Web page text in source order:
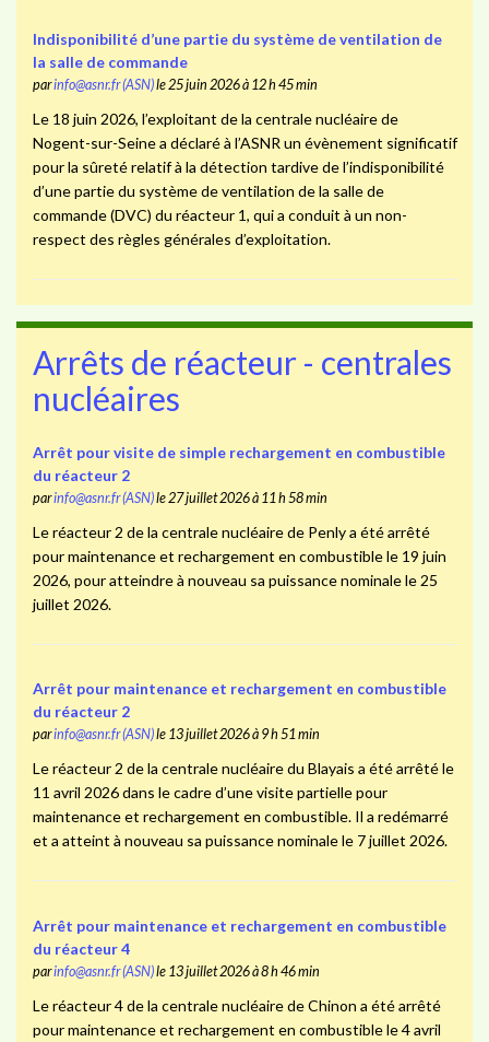
Indisponibilité d’une partie du système de ventilation de
la salle de commande
parinfo@asnr.fr (ASN)le 25 juin 2026 à 12 h 45 min
Le 18 juin 2026, l’exploitant de la centrale nucléaire de
Nogent-sur-Seine a déclaré à l’ASNR un évènement significatif
pour la sûreté relatif à la détection tardive de l’indisponibilité
d’une partie du système de ventilation de la salle de
commande (DVC) du réacteur 1, qui a conduit à un non-
respect des règles générales d’exploitation.
Arrêts de réacteur - centrales
nucléaires
Arrêt pour visite de simple rechargement en combustible
du réacteur 2
parinfo@asnr.fr (ASN)le 27 juillet 2026 à 11 h 58 min
Le réacteur 2 de la centrale nucléaire de Penly a été arrêté
pour maintenance et rechargement en combustible le 19 juin
2026, pour atteindre à nouveau sa puissance nominale le 25
juillet 2026.
Arrêt pour maintenance et rechargement en combustible
du réacteur 2
parinfo@asnr.fr (ASN)le 13 juillet 2026 à 9 h 51 min
Le réacteur 2 de la centrale nucléaire du Blayais a été arrêté le
11 avril 2026 dans le cadre d’une visite partielle pour
maintenance et rechargement en combustible. Il a redémarré
et a atteint à nouveau sa puissance nominale le 7 juillet 2026.
Arrêt pour maintenance et rechargement en combustible
du réacteur 4
parinfo@asnr.fr (ASN)le 13 juillet 2026 à 8 h 46 min
Le réacteur 4 de la centrale nucléaire de Chinon a été arrêté
pour maintenance et rechargement en combustible le 4 avril